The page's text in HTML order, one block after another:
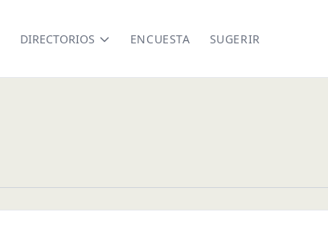
DIRECTORIOS ENCUESTA SUGERIR